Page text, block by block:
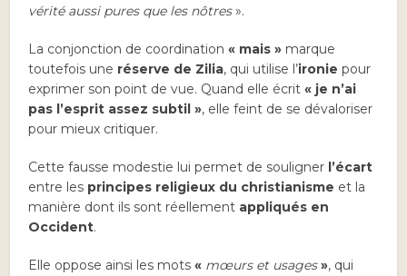
vérité aussi pures que les nôtres».
La conjonction de coordination« mais » marque
toutefois une réserve de Zilia, qui utilise l’ironie pour
exprimer son point de vue. Quand elle écrit« je n’ai
pas l’esprit assez subtil », elle feint de se dévaloriser
pour mieux critiquer.
Cette fausse modestie lui permet de souligner l’écart
entre les principes religieux du christianisme et la
manière dont ils sont réellement appliqués en
Occident.
Elle oppose ainsi les mots« mœurs et usages», qui